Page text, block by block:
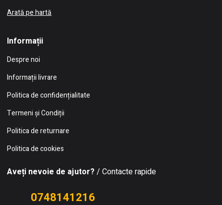
Arată pe hartă
Informații
Despre noi
Informații livrare
Politica de confidențialitate
Termeni și Condiții
Politica de returnare
Politica de cookies
Aveți nevoie de ajutor? / Contacte rapide
0748141216